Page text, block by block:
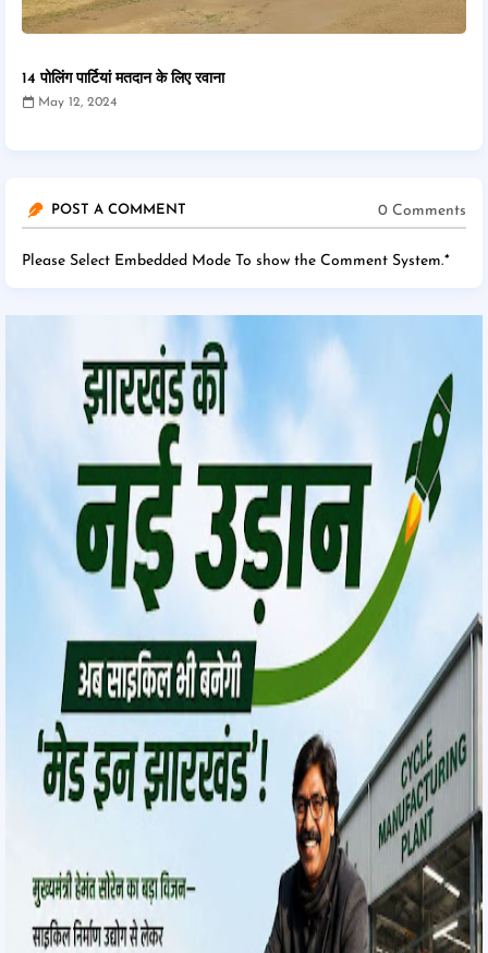
14 पोलिंग पार्टियां मतदान के लिए रवाना
May 12, 2024
POST A COMMENT 0 Comments
Please Select Embedded Mode To show the Comment System.*